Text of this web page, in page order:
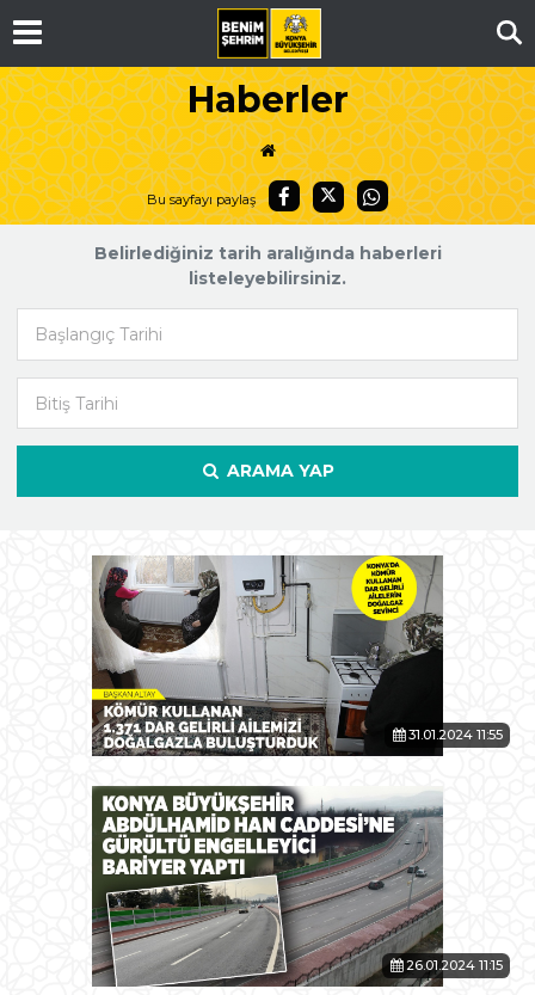
Haberler
Bu sayfayı paylaş
Belirlediğiniz tarih aralığında haberleri
listeleyebilirsiniz.
ARAMA YAP
31.01.2024 11:55
26.01.2024 11:15